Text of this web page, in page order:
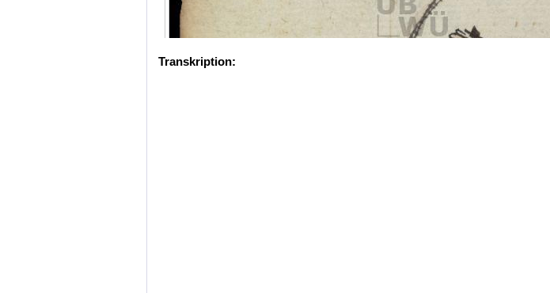
Transkription: